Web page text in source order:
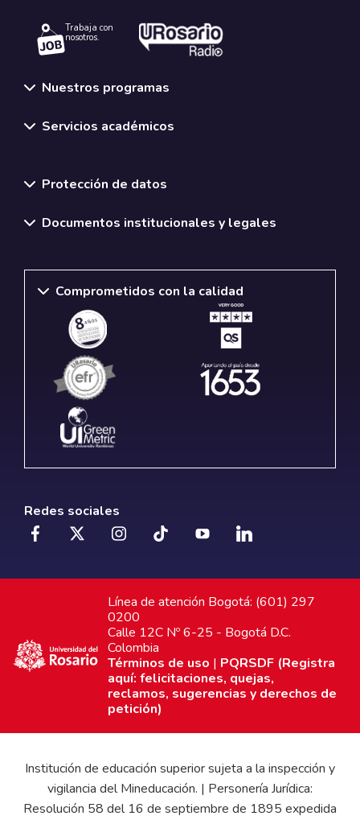
Trabaja con
nosotros.
Nuestros programas
Servicios académicos
Protección de datos
Documentos institucionales y legales
Comprometidos con la calidad
Redes sociales
Línea de atención Bogotá: (601) 297
0200
Calle 12C Nº 6-25 - Bogotá D.C.
Colombia
Términos de uso | PQRSDF (Registra
aquí: felicitaciones, quejas,
reclamos, sugerencias y derechos de
petición)
Institución de educación superior sujeta a la inspección y
vigilancia del Mineducación. | Personería Jurídica:
Resolución 58 del 16 de septiembre de 1895 expedida